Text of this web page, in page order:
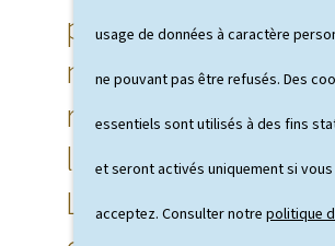
usage de données à caractère
ne pouvant pas être refusés. Des
essentiels sont utilisés à des fins
et seront activés uniquement si vous
acceptez. Consulter notrepolitique
projets, nous
notre engagement à
renforcer
la cybersécurité au
Luxembourg. La